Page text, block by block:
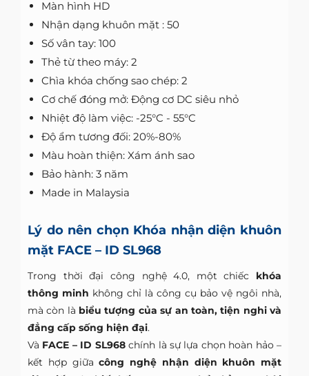
Màn hình HD
Nhận dạng khuôn mặt : 50
Số vân tay: 100
Thẻ từ theo máy: 2
Chìa khóa chống sao chép: 2
Cơ chế đóng mở: Động cơ DC siêu nhỏ
Nhiệt độ làm việc: -25°C - 55°C
Độ ẩm tương đối: 20%-80%
Màu hoàn thiện: Xám ánh sao
Bảo hành: 3 năm
Made in Malaysia
Lý do nên chọn Khóa nhận diện khuôn
mặt FACE – ID SL968
Trong thời đại công nghệ 4.0, một chiếc khóa
thông minh không chỉ là công cụ bảo vệ ngôi nhà,
mà còn là biểu tượng của sự an toàn, tiện nghi và
đẳng cấp sống hiện đại.
Và FACE – ID SL968chính là sự lựa chọn hoàn hảo –
kết hợp giữacông nghệ nhận diện khuôn mặt